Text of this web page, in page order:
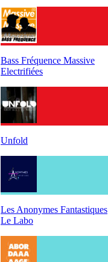
Bass Fréquence Massive
Electrifiées
Unfold
Les Anonymes Fantastiques
Le Labo